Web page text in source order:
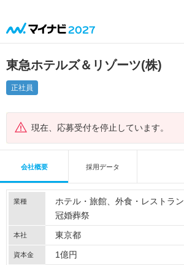
東急ホテルズ＆リゾーツ(株)
正社員
現在、応募受付を停止しています。
会社概要 採用データ
業種 ホテル・旅館 外食・レストラン
冠婚葬祭
本社 東京都
資本金 1億円